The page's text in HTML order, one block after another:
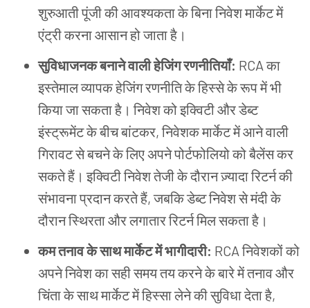
शुरुआती पूंजी की आवश्यकता के बिना निवेश मार्केट में
एंट्री करना आसान हो जाता है।
सुविधाजनक बनाने वाली हेजिंग रणनीतियाँ: RCA का
इस्तेमाल व्यापक हेजिंग रणनीति के हिस्से के रूप में भी
किया जा सकता है। निवेश को इक्विटी और डेब्ट
इंस्ट्रूमेंट के बीच बांटकर, निवेशक मार्केट में आने वाली
गिरावट से बचने के लिए अपने पोर्टफोलियो को बैलेंस कर
सकते हैं। इक्विटी निवेश तेजी के दौरान ज़्यादा रिटर्न की
संभावना प्रदान करते हैं, जबकि डेब्ट निवेश से मंदी के
दौरान स्थिरता और लगातार रिटर्न मिल सकता है।
कम तनाव के साथ मार्केट में भागीदारी: RCA निवेशकों को
अपने निवेश का सही समय तय करने के बारे में तनाव और
चिंता के साथ मार्केट में हिस्सा लेने की सुविधा देता है,